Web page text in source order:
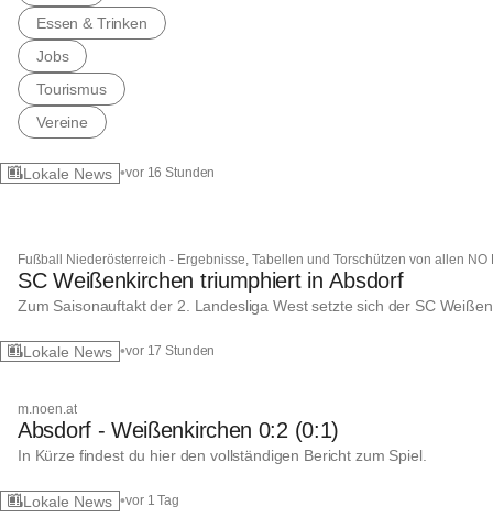
Essen & Trinken
Jobs
Tourismus
Vereine
Lokale News •vor 16 Stunden
Fußball Niederösterreich - Ergebnisse, Tabellen und Torschützen von allen
SC Weißenkirchen triumphiert in Absdorf
Zum Saisonauftakt der 2. Landesliga West setzte sich der SC
Lokale News •vor 17 Stunden
m.noen.at
Absdorf - Weißenkirchen 0:2 (0:1)
In Kürze findest du hier den vollständigen Bericht zum Spiel.
Lokale News •vor 1 Tag